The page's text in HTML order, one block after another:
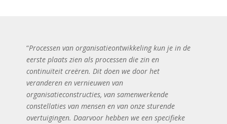
“Processen van organisatieontwikkeling kun je in de
eerste plaats zien als processen die zin en
continuïteit creëren. Dit doen we door het
veranderen en vernieuwen van
organisatieconstructies, van samenwerkende
constellaties van mensen en van onze sturende
overtuigingen. Daarvoor hebben we een specifieke